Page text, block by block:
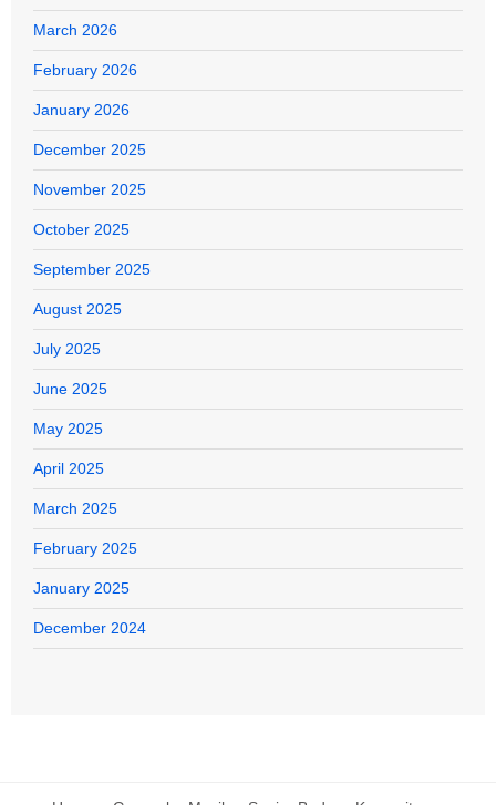
March 2026
February 2026
January 2026
December 2025
November 2025
October 2025
September 2025
August 2025
July 2025
June 2025
May 2025
April 2025
March 2025
February 2025
January 2025
December 2024